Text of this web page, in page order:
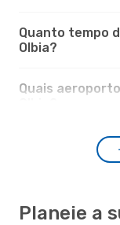
Quanto tempo
Olbia?
Quais
Planeie a